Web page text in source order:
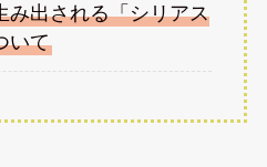
み出される「シリアス
いて